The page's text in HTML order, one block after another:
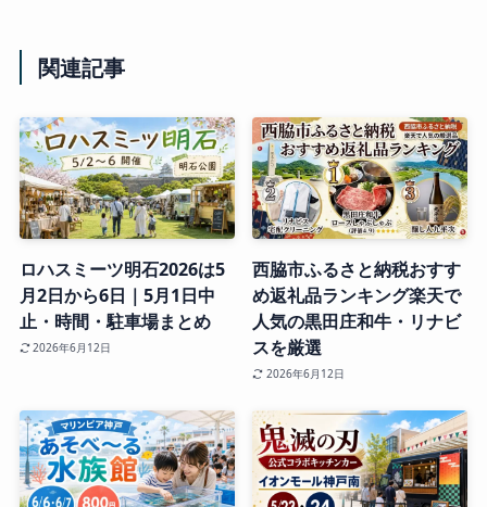
関連記事
ロハスミーツ明石2026は5
月2日から6日｜5月1日中
止・時間・駐車場まとめ
2026年6月12日
西脇市ふるさと納税おすす
め返礼品ランキング楽天で
人気の黒田庄和牛・リナビ
スを厳選
2026年6月12日